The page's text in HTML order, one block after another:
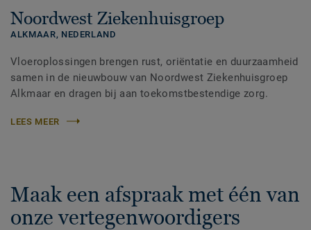
Noordwest Ziekenhuisgroep
ALKMAAR, NEDERLAND
Vloeroplossingen brengen rust, oriëntatie en duurzaamheid
samen in de nieuwbouw van Noordwest Ziekenhuisgroep
Alkmaar en dragen bij aan toekomstbestendige zorg.
LEES MEER
Maak een afspraak met één van
onze vertegenwoordigers